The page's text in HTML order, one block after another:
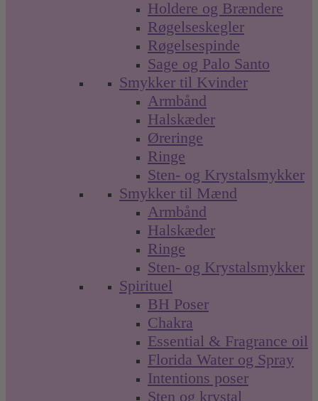
Holdere og Brændere
Røgelseskegler
Røgelsespinde
Sage og Palo Santo
Smykker til Kvinder
Armbånd
Halskæder
Øreringe
Ringe
Sten- og Krystalsmykker
Smykker til Mænd
Armbånd
Halskæder
Ringe
Sten- og Krystalsmykker
Spirituel
BH Poser
Chakra
Essential & Fragrance oil
Florida Water og Spray
Intentions poser
Sten og krystal